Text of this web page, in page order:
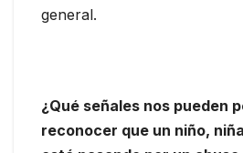
general.
¿Qué señales nos pueden
reconocer que un niño,